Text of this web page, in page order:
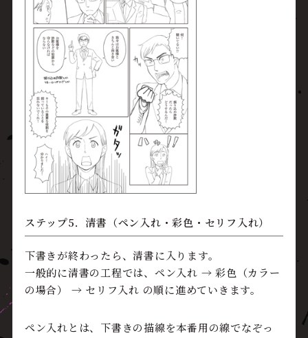
ステップ5．清書（ペン入れ・彩色・セリフ入れ）
下書きが終わったら、清書に入ります。
一般的に清書の工程では、ペン入れ → 彩色（カラー
の場合） → セリフ入れ の順に進めていきます。
ペン入れとは、下書きの描線を本番用の線でなぞっ